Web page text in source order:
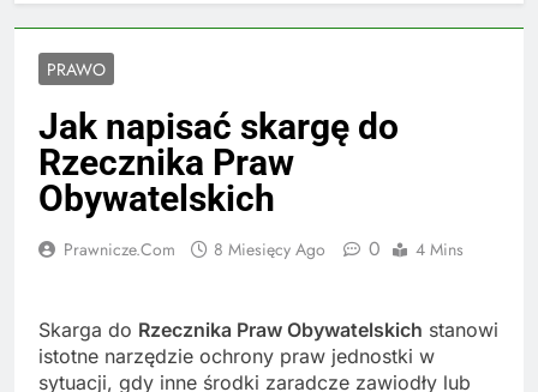
PRAWO
Jak napisać skargę do
Rzecznika Praw
Obywatelskich
Prawnicze.com 8 Miesięcy Ago 0 4 Mins
Skarga do Rzecznika Praw Obywatelskich stanowi
istotne narzędzie ochrony praw jednostki w
sytuacji, gdy inne środki zaradcze zawiodły lub